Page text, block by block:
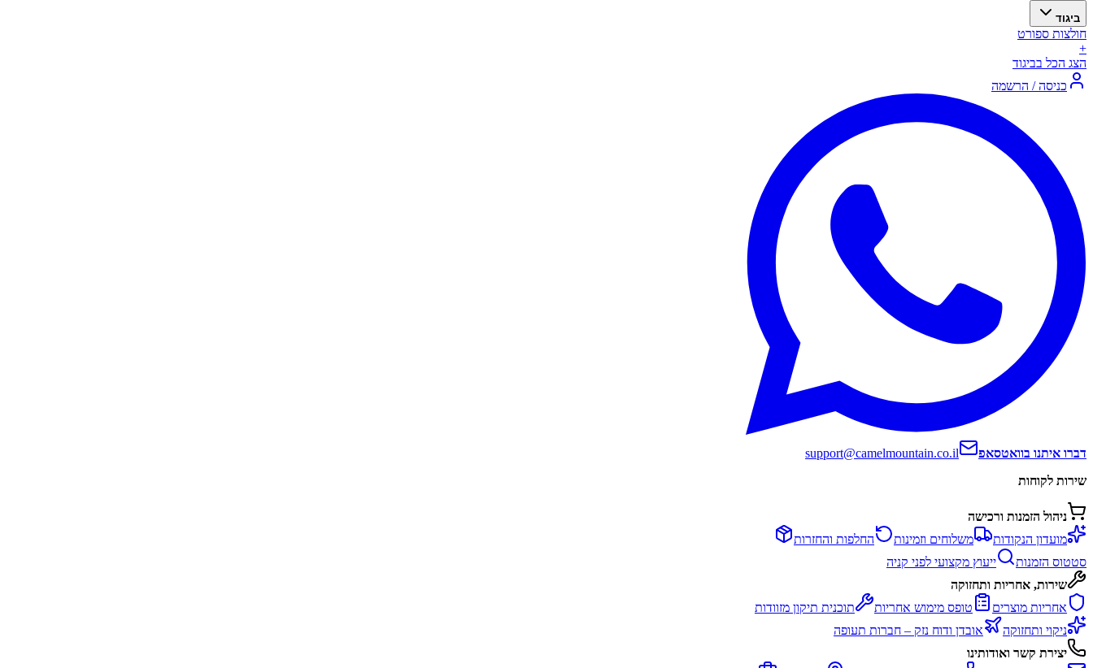
ביגוד
חולצות ספורט
+
הצג הכל בביגוד
כניסה / הרשמה
דברו איתנו בוואטסאפ
support@camelmountain.co.il
שירות לקוחות
ניהול הזמנות ורכישה
מועדון הנקודות
משלוחים וזמינות
החלפות והחזרות
סטטוס הזמנות
ייעוץ מקצועי לפני קניה
שירות, אחריות ותחזוקה
אחריות מוצרים
טופס מימוש אחריות
תוכנית תיקון מזוודות
ניקוי ותחזוקה
אובדן ודוח נזק – חברות תעופה
יצירת קשר ואודותינו